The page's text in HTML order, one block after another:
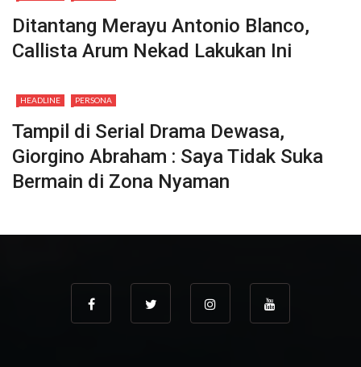
Ditantang Merayu Antonio Blanco,
Callista Arum Nekad Lakukan Ini
HEADLINE PERSONA
Tampil di Serial Drama Dewasa,
Giorgino Abraham : Saya Tidak Suka
Bermain di Zona Nyaman